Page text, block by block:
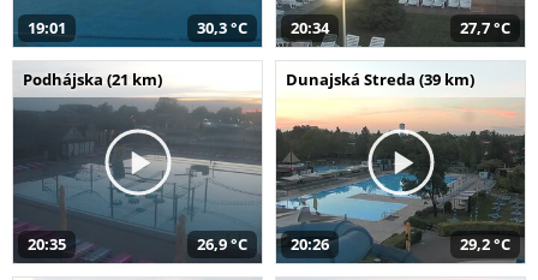
19:01 30,3 °C 20:34 27,7 °C
Podhájska (21 km)
20:35 26,9 °C
Dunajská Streda (39 km)
20:26 29,2 °C